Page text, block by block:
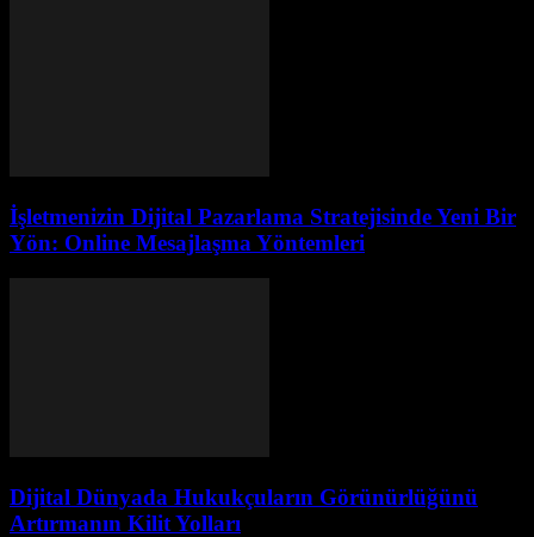
İşletmenizin Dijital Pazarlama Stratejisinde Yeni Bir
Yön: Online Mesajlaşma Yöntemleri
Dijital Dünyada Hukukçuların Görünürlüğünü
Artırmanın Kilit Yolları